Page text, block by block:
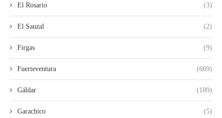
El Rosario (3)
El Sauzal (2)
Firgas (9)
Fuerteventura (669)
Gáldar (189)
Garachico (5)